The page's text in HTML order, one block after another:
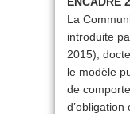
La
introduite
2015),
le modèle
de